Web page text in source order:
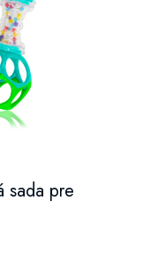
sada pre